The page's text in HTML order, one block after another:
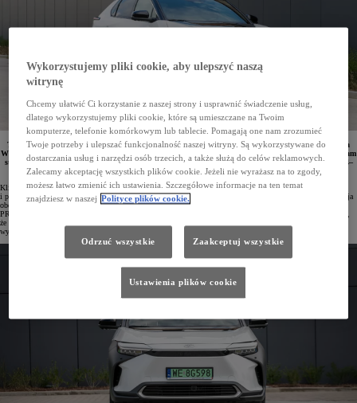
Toyota wprowadza nowe opcje finansowania elektryków dla różnych odbiorców. Oferta promocyjna
Wiosna z Elektrykiem jest skierowana do klientów indywidualnych, a EKO Leasing 100% to program
stworzony z myślą o przedsiębiorcach. Obie oferty obejmują pojazdy wyprodukowane w latach 2024–
2025.
Klienci zainteresowani zakupem samochodu z napędem elektrycznym w autoryzowanych salonach Toyoty
i punktach Toyota Professional mogą skorzystać z wyjątkowo atrakcyjnych warunków finansowania. Promocja
obejmuje szeroki wybór modeli elektrycznych: Toyotę bZ4X, PROACE MAX Electric, PROACE Electric,
PROACE Verso Electric, PROACE CITY Electric, a także PROACE CITY Verso Electric. Warto podkreślić,
że specjalne warunki dotyczą zarówno pojazdów z końcówki produkcji 2024, jak i najnowszych egzemplarzy
wyprodukowanych w 2025 roku.
Wykorzystujemy pliki cookie, aby ulepszyć naszą
witrynę
Chcemy ułatwić Ci korzystanie z naszej strony i usprawnić świadczenie usług,
dlatego wykorzystujemy pliki cookie, które są umieszczane na Twoim
komputerze, telefonie komórkowym lub tablecie. Pomagają one nam zrozumieć
Twoje potrzeby i ulepszać funkcjonalność naszej witryny. Są wykorzystywane do
dostarczania usług i narzędzi osób trzecich, a także służą do celów reklamowych.
Zalecamy akceptację wszystkich plików cookie. Jeżeli nie wyrażasz na to zgody,
możesz łatwo zmienić ich ustawienia. Szczegółowe informacje na ten temat
znajdziesz w naszej Polityce plików cookie.
Odrzuć wszystkie Zaakceptuj wszystkie
Ustawienia plików cookie